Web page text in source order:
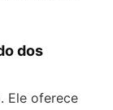
dos
Ele oferece